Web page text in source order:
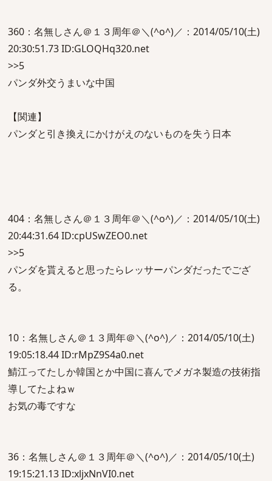
360：名無しさん＠１３周年＠＼(^o^)／：2014/05/10(土)
20:30:51.73 ID:GLOQHq320.net
>>5
パンダ外交うまいな中国
【関連】
パンダと引き換えにかけがえのないものを失う日本
404：名無しさん＠１３周年＠＼(^o^)／：2014/05/10(土)
20:44:31.64 ID:cpUSwZEO0.net
>>5
パンダを貰えると思ったらレッサーパンダだったでござ
る。
10：名無しさん＠１３周年＠＼(^o^)／：2014/05/10(土)
19:05:18.44 ID:rMpZ9S4a0.net
鯖江ってたしか韓国とか中国に喜んでメガネ製造の技術指
導してたよねｗ
お気の毒ですな
36：名無しさん＠１３周年＠＼(^o^)／：2014/05/10(土)
19:15:21.13 ID:xljxNnVI0.net